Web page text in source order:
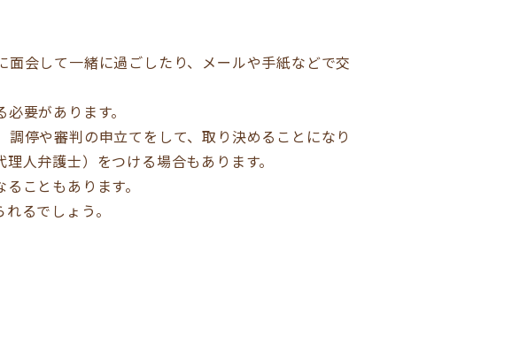
会して一緒に過ごしたり、メールや手紙などで交
要があります。
停や審判の申立てをして、取り決めることになり
人弁護士）をつける場合もあります。
こともあります。
るでしょう。